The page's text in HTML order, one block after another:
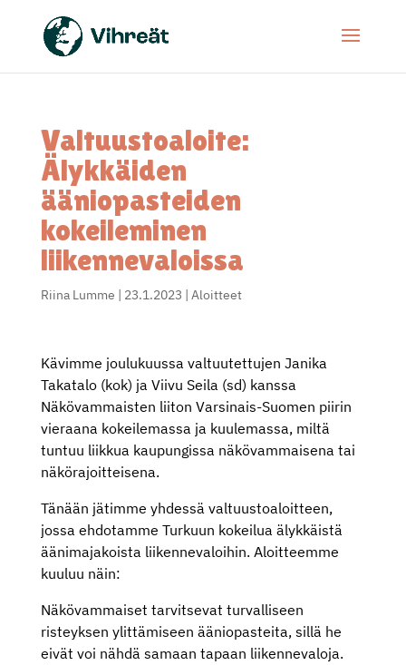
Valtuustoaloite:
Älykkäiden
ääniopasteiden
kokeileminen
liikennevaloissa
Riina Lumme | 23.1.2023 | Aloitteet
Kävimme joulukuussa valtuutettujen Janika
Takatalo (kok) ja Viivu Seila (sd) kanssa
Näkövammaisten liiton Varsinais-Suomen piirin
vieraana kokeilemassa ja kuulemassa, miltä
tuntuu liikkua kaupungissa näkövammaisena tai
näkörajoitteisena.
Tänään jätimme yhdessä valtuustoaloitteen,
jossa ehdotamme Turkuun kokeilua älykkäistä
äänimajakoista liikennevaloihin. Aloitteemme
kuuluu näin:
Näkövammaiset tarvitsevat turvalliseen
risteyksen ylittämiseen ääniopasteita, sillä he
eivät voi nähdä samaan tapaan liikennevaloja.